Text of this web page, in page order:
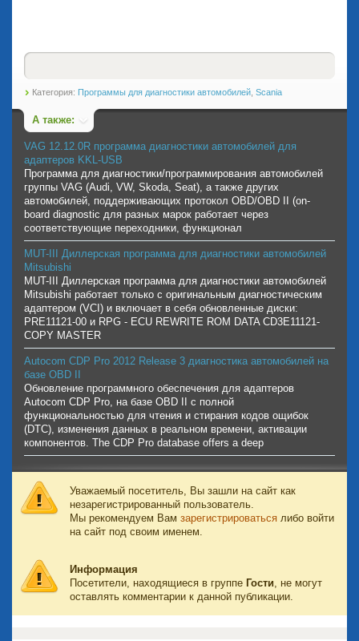
Категория: Программы для диагностики автомобилей Scania
А также:
VAG 12.12.0R программа диагностики автомобилей для
адаптеров KKL-USB
Программа для диагностики/программирования автомобилей
группы VAG (Audi, VW, Skoda, Seat), а также других
автомобилей, поддерживающих протокол OBD/OBD II (on-
board diagnostic для разных марок работает через
соответствующие переходники, функционал
MUT-III Диллерская программа для диагностики автомобилей
Mitsubishi
MUT-III Диллерская программа для диагностики автомобилей
Mitsubishi работает только с оригинальным диагностическим
адаптером (VCI) и включает в себя обновленные диски:
PRE11121-00 и RPG - ECU REWRITE ROM DATA CD3E11121-
COPY MASTER
Autocom CDP Pro 2012 Release 3 диагностика автомобилей на
базе OBD II
Обновление программного обеспечения для адаптеров
Autocom CDP Pro, на базе OBD II с полной
функциональностью для чтения и стирания кодов ощибок
(DTC), изменения данных в реальном времени, активации
компонентов. The CDP Pro database offers a deep
Уважаемый посетитель, Вы зашли на сайт как
незарегистрированный пользователь.
Мы рекомендуем Вам зарегистрироваться либо войти
на сайт под своим именем.
Информация
Посетители, находящиеся в группе Гости, не могут
оставлять комментарии к данной публикации.